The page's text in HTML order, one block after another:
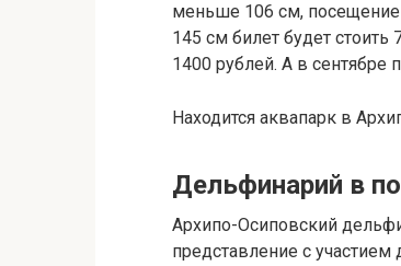
меньше 106 см, посещение
145 см билет будет
1400 рублей. А в сентябре
Находится аквапарк в
Дельфинарий в
Архипо-Осиповский
представление с